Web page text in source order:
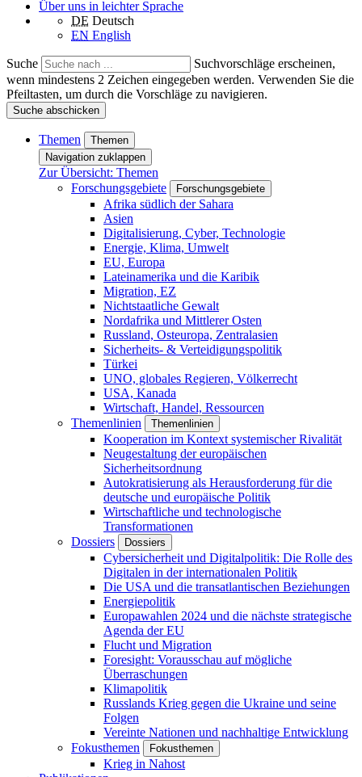
Über uns in leichter Sprache
DE Deutsch
EN English
Suche
Suchvorschläge erscheinen,
wenn mindestens 2 Zeichen eingegeben werden. Verwenden Sie die
Pfeiltasten, um durch die Vorschläge zu navigieren.
Suche abschicken
Themen
Themen
Navigation zuklappen
Zur Übersicht: Themen
Forschungsgebiete
Forschungsgebiete
Afrika südlich der Sahara
Asien
Digitalisierung, Cyber, Technologie
Energie, Klima, Umwelt
EU, Europa
Lateinamerika und die Karibik
Migration, EZ
Nichtstaatliche Gewalt
Nordafrika und Mittlerer Osten
Russland, Osteuropa, Zentralasien
Sicherheits- & Verteidigungspolitik
Türkei
UNO, globales Regieren, Völkerrecht
USA, Kanada
Wirtschaft, Handel, Ressourcen
Themenlinien
Themenlinien
Kooperation im Kontext systemischer Rivalität
Neugestaltung der europäischen
Sicherheitsordnung
Autokratisierung als Herausforderung für die
deutsche und europäische Politik
Wirtschaftliche und technologische
Transformationen
Dossiers
Dossiers
Cybersicherheit und Digitalpolitik: Die Rolle des
Digitalen in der internationalen Politik
Die USA und die transatlantischen Beziehungen
Energiepolitik
Europawahlen 2024 und die nächste strategische
Agenda der EU
Flucht und Migration
Foresight: Vorausschau auf mögliche
Überraschungen
Klimapolitik
Russlands Krieg gegen die Ukraine und seine
Folgen
Vereinte Nationen und nachhaltige Entwicklung
Fokusthemen
Fokusthemen
Krieg in Nahost